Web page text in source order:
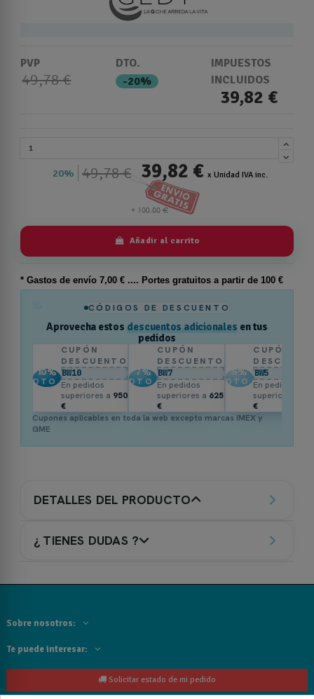
PVP
49,78 €
DTO.
-20%
IMPUESTOS
INCLUIDOS
39,82 €
20% 49,78 € 39,82 € x Unidad IVA inc.
Añadir al carrito
* Gastos de envío 7,00 € .... Portes gratuitos a partir de 100 €
CÓDIGOS DE DESCUENTO
Aprovecha estos descuentos adicionales en tus
pedidos
10%
DTO.
CUPÓN
DESCUENTO
BW10
En pedidos
superiores a 950
€
7%
DTO.
CUPÓN
DESCUENTO
BW7
En pedidos
superiores a 625
€
5%
DTO.
CUPÓN
BW5
En pedidos
superiores a
€
Cupones aplicables en toda la web excepto marcas IMEX y
GME
DETALLES DEL PRODUCTO
¿ TIENES DUDAS ?
Sobre nosotros:
Te puede interesar:
Solicitar estado de mi pedido